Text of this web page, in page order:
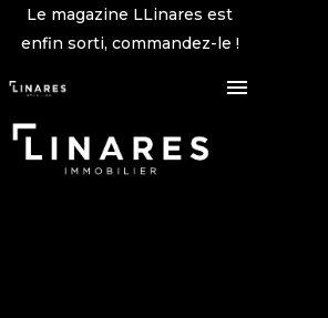
Le magazine LLinares est
enfin sorti, commandez-le !